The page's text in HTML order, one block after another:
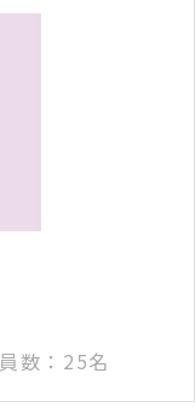
数：25名